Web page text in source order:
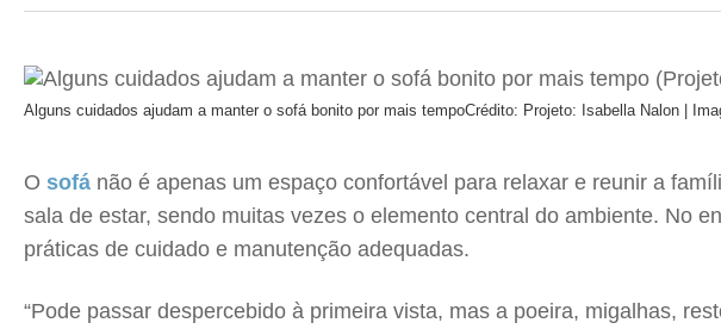
Alguns cuidados ajudam a manter o sofá bonito por mais tempoCrédito: Projeto: Isabella Nalon |
O sofá não é apenas um espaço confortável para relaxar e reunir a
sala de estar, sendo muitas vezes o elemento central do ambiente. No
práticas de cuidado e manutenção adequadas.
“Pode passar despercebido à primeira vista, mas a poeira, migalhas,